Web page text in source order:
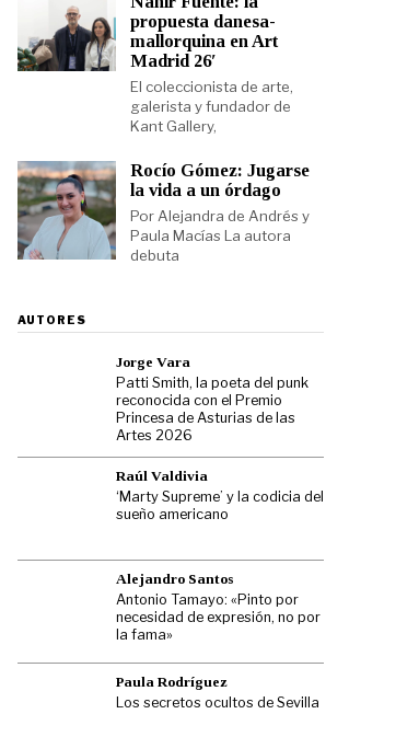
propuesta danesa-
mallorquina en Art
Madrid 26′
El coleccionista de arte,
galerista y fundador de
Kant Gallery,
Rocío Gómez: Jugarse
la vida a un órdago
Por Alejandra de Andrés y
Paula Macías La autora
debuta
AUTORES
Jorge Vara
Patti Smith, la poeta del punk
reconocida con el Premio
Princesa de Asturias de las
Artes 2026
Raúl Valdivia
‘Marty Supreme’ y la codicia del
sueño americano
Alejandro Santos
Antonio Tamayo: «Pinto por
necesidad de expresión, no por
la fama»
Paula Rodríguez
Los secretos ocultos de Sevilla